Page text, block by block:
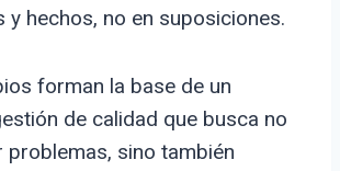
y hechos, no en suposiciones.
forman la base de un
de calidad que busca no
problemas, sino también